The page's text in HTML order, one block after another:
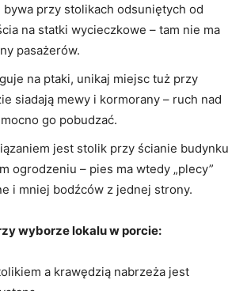
bywa przy stolikach odsuniętych od
na statki wycieczkowe – tam nie ma
pasażerów.
na ptaki, unikaj miejsc tuż przy
siadają mewy i kormorany – ruch nad
go pobudzać.
jest stolik przy ścianie budynku
ogrodzeniu – pies ma wtedy „plecy”
i mniej bodźców z jednej strony.
wyborze lokalu w porcie:
a krawędzią nabrzeża jest